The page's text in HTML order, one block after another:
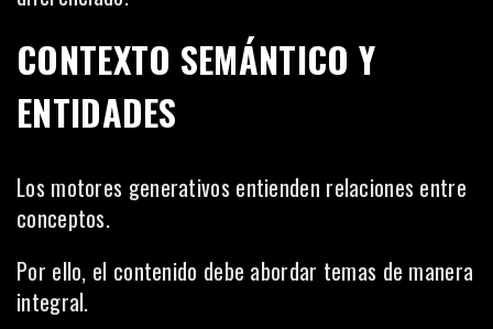
CONTEXTO SEMÁNTICO Y
ENTIDADES
Los motores generativos entienden relaciones entre
conceptos.
Por ello, el contenido debe abordar temas de manera
integral.